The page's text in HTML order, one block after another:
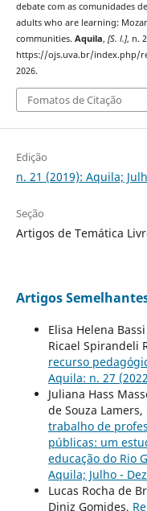
debate com as comunidades
adults who are learning:
communities. Aquila, [S. l.], n.
https://ojs.uva.br/index.php/
2026.
Fomatos de Citação
Edição
n. 21 (2019): Aquila;
Seção
Artigos de Temática
Artigos
Elisa Helena
Ricael Spirandeli
recurso
Aquila: n. 27
Juliana Hass
de Souza
trabalho de
públicas: um
educação do Rio
Aquila; Julho -
Lucas Rocha de
Diniz Gomides,